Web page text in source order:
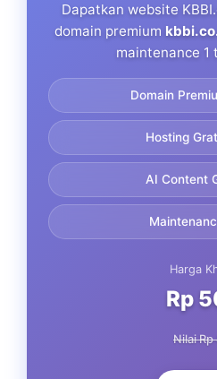
Dapatkan website
domain premium
maintenance 1
Domain
Hosting
AI Content
Harga
Rp
Nilai Rp